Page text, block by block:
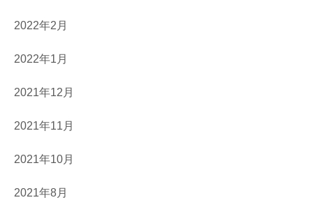
2022年2月
2022年1月
2021年12月
2021年11月
2021年10月
2021年8月